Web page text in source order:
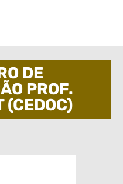
DE
PROF.
(CEDOC)